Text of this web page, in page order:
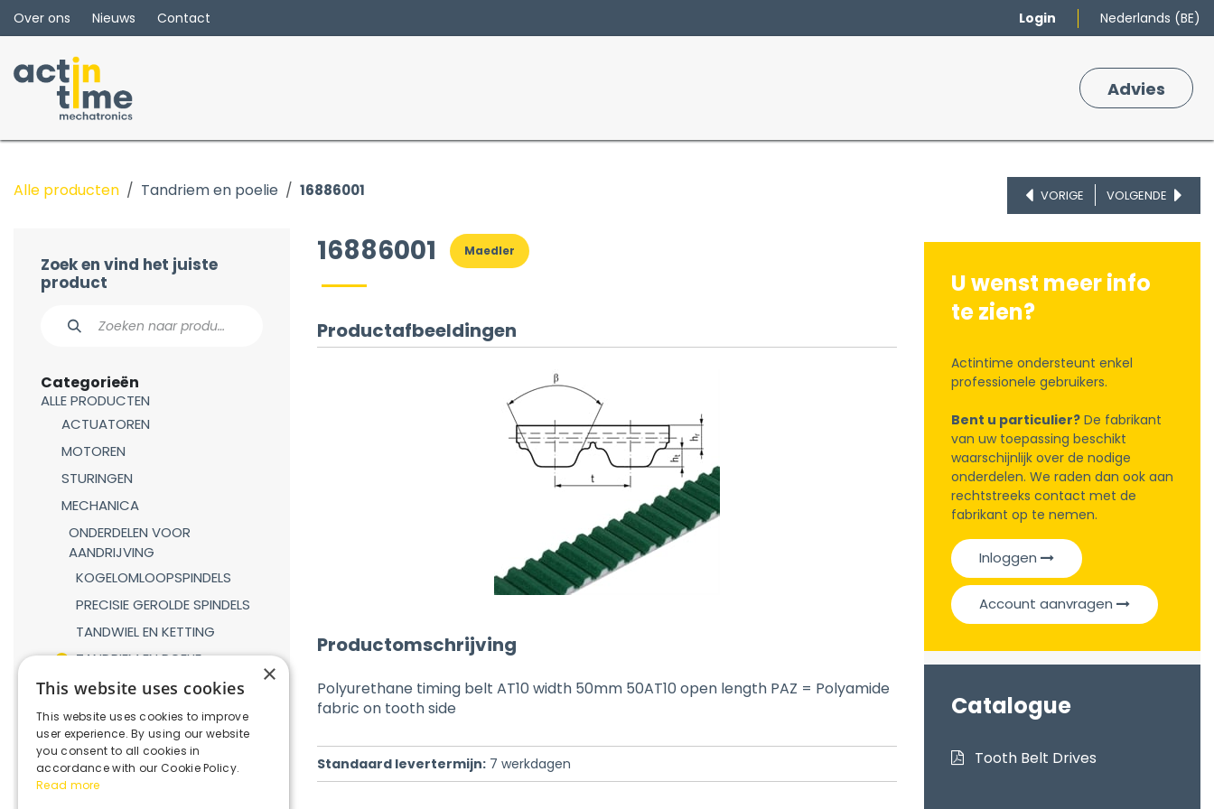
Overslaan naar inhoud
Over ons Nieuws Contact Login Nederlands (BE)
Adv​ies
Alle producten Tandriem en poelie 16886001 VORIGE VOLGENDE
Zoek en vind het juiste
product
Categorieën
ALLE PRODUCTEN
ACTUATOREN
MOTOREN
STURINGEN
MECHANICA
ONDERDELEN VOOR
AANDRIJVING
KOGELOMLOOPSPINDELS
PRECISIE GEROLDE SPINDELS
TANDWIEL EN KETTING
TANDRIEM EN POELIE
TANDHEUGEL EN TANDWIEL
LINEAIRE GELEIDINGEN
GASVEREN
KOPPELINGEN
REDUCTIEKASTEN
16886001 Maedler
Productafbeeldingen
Productomschrijving
Polyurethane timing belt AT10 width 50mm 50AT10 open length PAZ = Polyamide
fabric on tooth side
Standaard levertermijn: 7 werkdagen
U wenst meer info
te zien?
Actintime ondersteunt enkel
professionele gebruikers.
Bent u particulier? De fabrikant
van uw toepassing beschikt
waarschijnlijk over de nodige
onderdelen. We raden dan ook aan
rechtstreeks contact met de
fabrikant op te nemen.
Inloggen
Account aanvragen
Catalogue
Tooth Belt Drives
×
This website uses cookies
This website uses cookies to improve
user experience. By using our website
you consent to all cookies in
accordance with our Cookie Policy.
Read more